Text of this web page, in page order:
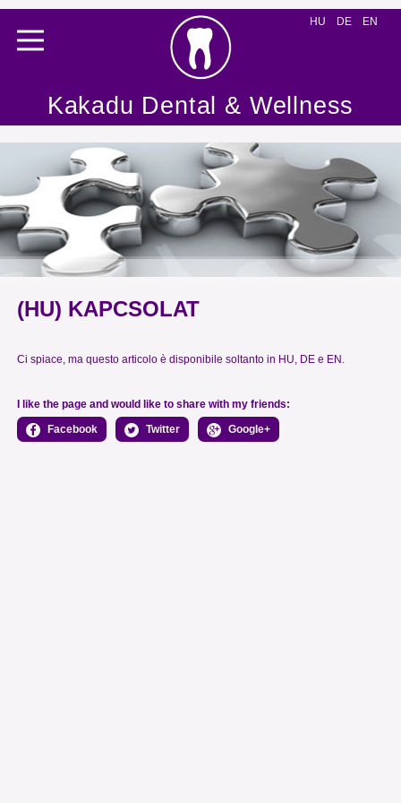
Kakadu Dental & Wellness
HU DE EN
(HU) KAPCSOLAT
Ci spiace, ma questo articolo è disponibile soltanto in HU, DE e EN .
I like the page and would like to share with my friends:
Facebook
Twitter Google+